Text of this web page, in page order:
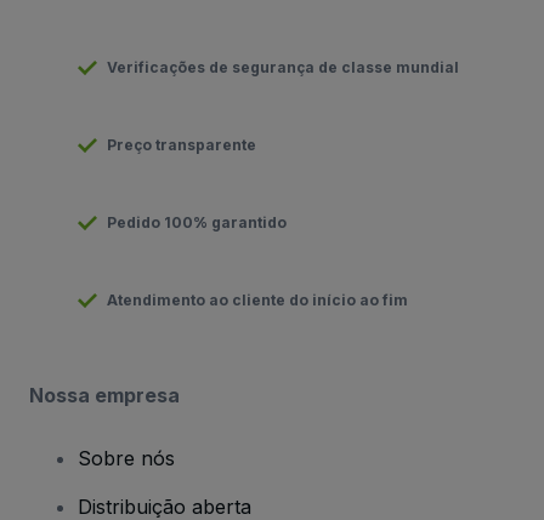
Verificações de segurança de classe mundial
Preço transparente
Pedido 100% garantido
Atendimento ao cliente do início ao fim
Nossa empresa
Sobre nós
Distribuição aberta